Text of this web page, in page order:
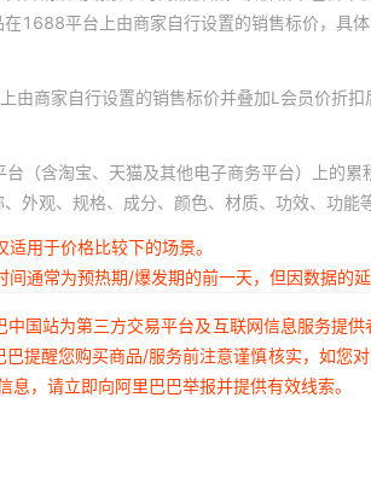
在1688平台上由商家自行设置的销售标价，具
由商家自行设置的销售标价并叠加L会员价折扣
台（含淘宝、天猫及其他电子商务平台）上的累
外观、规格、成分、颜色、材质、功效、功能
适用于价格比较下的场景。
间通常为预热期/爆发期的前一天，但因数据的
中国站为第三方交易平台及互联网信息服务提
巴提醒您购买商品/服务前注意谨慎核实，如您
息，请立即向阿里巴巴举报并提供有效线索。